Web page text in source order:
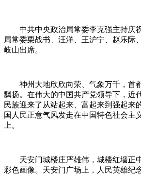
中共中央政治局常委李克强主持庆
局常委栗战书、汪洋、王沪宁、赵乐际
岐山出席。
神州大地欣欣向荣、气象万千，首
飘扬。在伟大的中国共产党领导下，近
民族迎来了从站起来、富起来到强起来
国人民正意气风发走在中国特色社会主
上。
天安门城楼庄严雄伟，城楼红墙正
彩色画像。天安门广场上，人民英雄纪